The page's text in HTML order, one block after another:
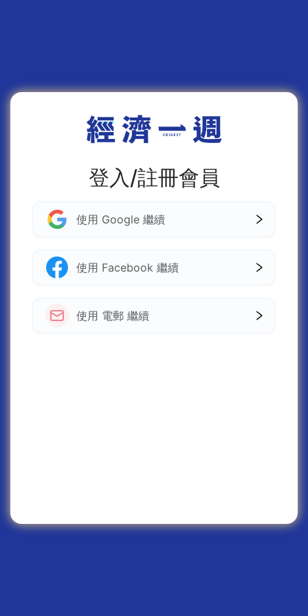
登入/註冊會員
使用 Google 繼續
使用 Facebook 繼續
使用 電郵 繼續